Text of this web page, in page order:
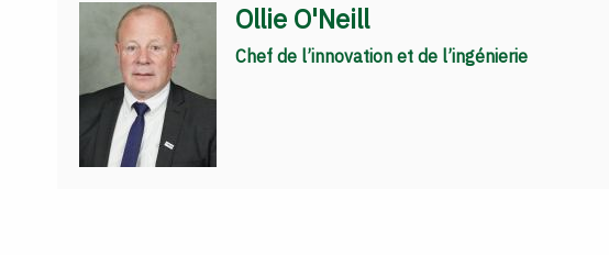
Ollie O'Neill
Chef de l’innovation et de l’ingénierie